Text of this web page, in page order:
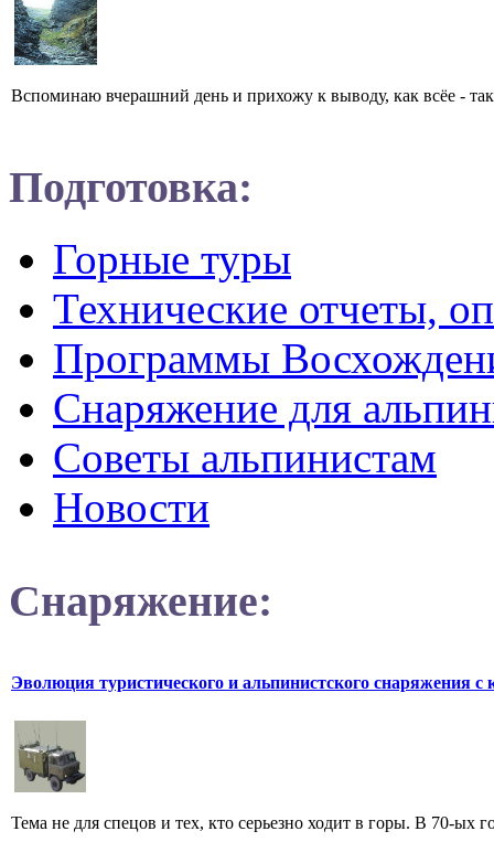
Вспоминаю вчерашний день и прихожу к выводу, как всёе -
Подготовка:
Горные туры
Технические отчеты,
Программы
Снаряжение для
Советы альпинистам
Новости
Снаряжение:
Эволюция туристического и альпинистского снаряжения с
Тема не для спецов и тех, кто серьезно ходит в горы. В 70-ых